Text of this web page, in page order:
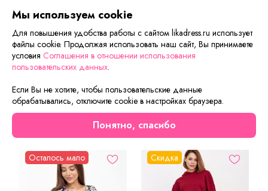
Нежно-голубые тона и цветочный орнамент всегда в
моде. Скромный воротничок, приталенный верх и
разлетающаяся юбка – вот, что действительно в тренде в
этом сезоне и в следующих. В таком наряде вы будете
выглядеть романтично и изящно, грациозно и главное –
броско!
Сейчас на сайте смотрят
Осталось мало Скидка
Мы используем cookie
Для повышения удобства работы с сайтом likadress.ru использует
файлы cookie. Продолжая использовать наш сайт, Вы принимаете
условия Соглашения в отношении использования
пользовательских данных.
Если Вы не хотите, чтобы пользовательские данные
обрабатывались, отключите cookie в настройках браузера.
Понятно, спасибо